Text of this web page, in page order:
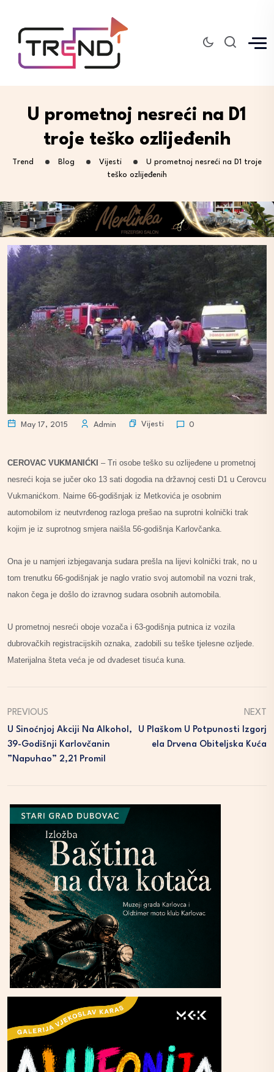
U prometnoj nesreći na D1
troje teško ozlijeđenih
Trend Blog Vijesti
U prometnoj nesreći na D1 troje
teško ozlijeđenih
May 17, 2015 Admin Vijesti 0
CEROVAC VUKMANIĆKI – Tri osobe teško su ozlijeđene u prometnoj
nesreći koja se jučer oko 13 sati dogodia na državnoj cesti D1 u Cerovcu
Vukmanićkom. Naime 66-godišnjak iz Metkovića je osobnim
automobilom iz neutvrđenog razloga prešao na suprotni kolnički trak
kojim je iz suprotnog smjera naišla 56-godišnja Karlovčanka.
Ona je u namjeri izbjegavanja sudara prešla na lijevi kolnički trak, no u
tom trenutku 66-godišnjak je naglo vratio svoj automobil na vozni trak,
nakon čega je došlo do izravnog sudara osobnih automobila.
U prometnoj nesreći oboje vozača i 63-godišnja putnica iz vozila
dubrovačkih registracijskih oznaka, zadobili su teške tjelesne ozljede.
Materijalna šteta veća je od dvadeset tisuća kuna.
PREVIOUS
U Sinoćnjoj Akciji Na Alkohol,
39-Godišnji Karlovčanin
”napuhao” 2,21 Promil
NEXT
U Plaškom U Potpunosti Izgorj
Ela Drvena Obiteljska Kuća